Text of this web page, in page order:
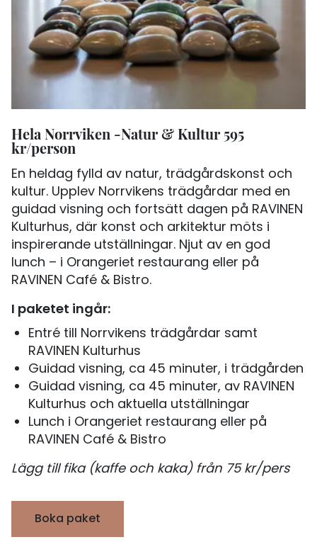
Hela Norrviken -Natur & Kultur 595
kr/person
En heldag fylld av natur, trädgårdskonst och
kultur. Upplev Norrvikens trädgårdar med en
guidad visning och fortsätt dagen på RAVINEN
Kulturhus, där konst och arkitektur möts i
inspirerande utställningar. Njut av en god
lunch – i Orangeriet restaurang eller på
RAVINEN Café & Bistro.
I paketet ingår:
Entré till Norrvikens trädgårdar samt
RAVINEN Kulturhus
Guidad visning, ca 45 minuter, i trädgården
Guidad visning, ca 45 minuter, av RAVINEN
Kulturhus och aktuella utställningar
Lunch i Orangeriet restaurang eller på
RAVINEN Café & Bistro
Lägg till fika (kaffe och kaka) från 75 kr/pers
Boka paket